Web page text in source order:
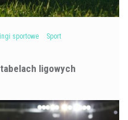
sportowe
Sport
ligowych